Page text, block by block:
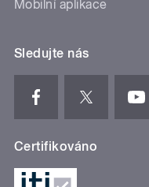
Mobilní aplikace
Sledujte nás
Certifikováno